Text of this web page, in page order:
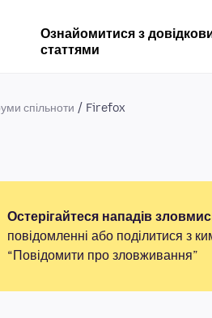
Ознайомитися з
статтями
спільноти Firefox
Остерігайтеся нападів
повідомленні або поділитися з
“Повідомити про зловживання”